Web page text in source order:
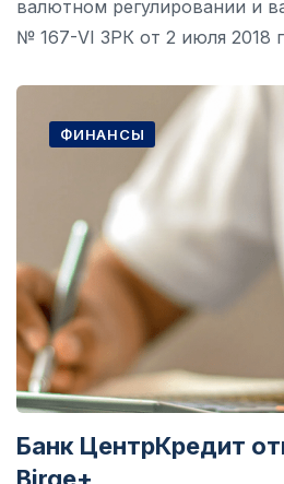
валютном регулировании и
№ 167-VI ЗРК от 2 июля 2018
ФИНАНСЫ
Банк ЦентрКредит